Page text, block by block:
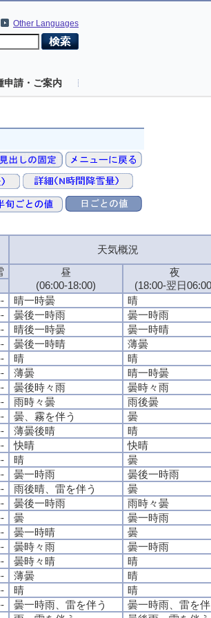
Other Languages
申請・ご案内
天気概況
昼
(06:00-18:00)
夜
(18:00-翌日
晴一時曇
晴
曇後一時雨
曇一時雨
晴後一時曇
曇一時晴
曇後一時晴
薄曇
晴
晴
薄曇
晴一時曇
曇後時々雨
曇時々雨
雨時々曇
雨後曇
曇、霧を伴う
曇
薄曇後晴
晴
快晴
快晴
晴
曇
曇一時雨
曇後一時雨
雨後晴、雷を伴う
曇
曇後一時雨
雨時々曇
曇
曇一時雨
曇一時晴
曇
曇時々雨
曇一時雨
曇時々晴
晴
薄曇
晴
晴
晴
曇一時雨、雷を伴う
曇一時雨、雷を